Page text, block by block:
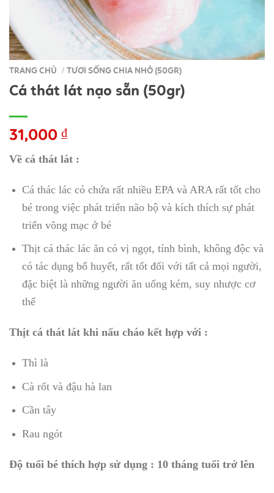
TRANG CHỦ / TƯƠI SỐNG CHIA NHỎ (50GR)
Cá thát lát nạo sẵn (50gr)
31,000 ₫
Về cá thát lát :
Cá thác lác có chứa rất nhiều EPA và ARA rất tốt cho
bé trong việc phát triển não bộ và kích thích sự phát
triển võng mạc ở bé
Thịt cá thác lác ăn có vị ngọt, tính bình, không độc và
có tác dụng bổ huyết, rất tốt đối với tất cả mọi người,
đặc biệt là những người ăn uống kém, suy nhược cơ
thể
Thịt cá thát lát khi nấu cháo kết hợp với :
Thì là
Cà rốt và đậu hà lan
Cần tây
Rau ngót
Độ tuổi bé thích hợp sử dụng : 10 tháng tuổi trở lên